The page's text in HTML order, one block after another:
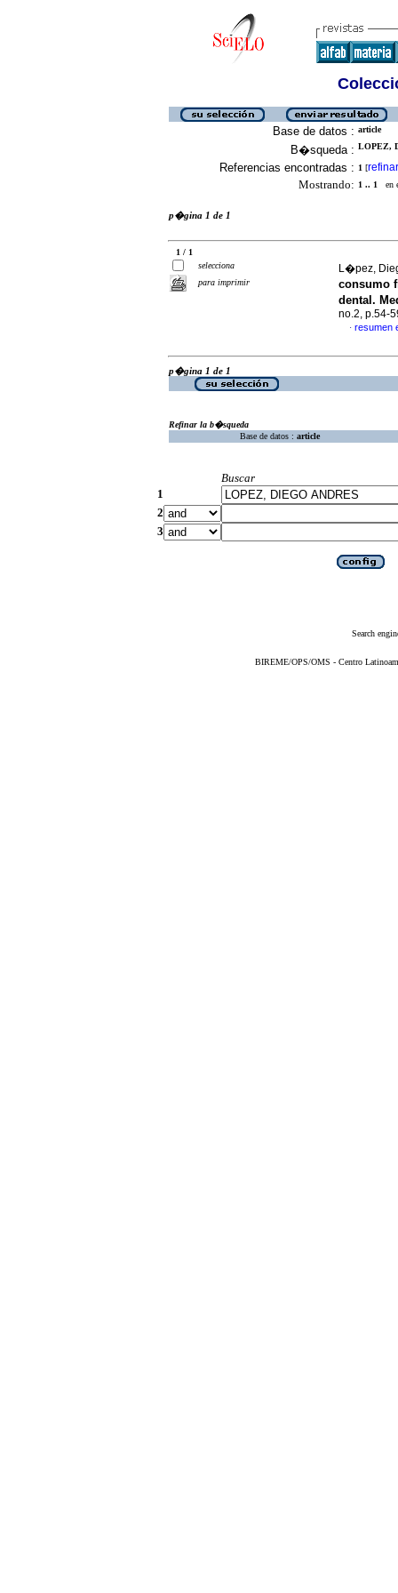
Base de datos : article
B�squeda : LOPEZ,
Referencias encontradas : 1 [refinar
Mostrando: 1 .. 1 en
p�gina 1 de 1
1 / 1
selecciona
para imprimir
L�pez,
consumo
dental.
no.2, p.54-
· resumen
p�gina 1 de 1
Refinar la b�squeda
Base de datos : article
Buscar
1
2
3
Search
BIREME/OPS/OMS - Centro